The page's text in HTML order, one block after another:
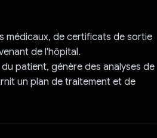
médicaux, de certificats de sortie
de l'hôpital.
patient, génère des analyses de
un plan de traitement et de